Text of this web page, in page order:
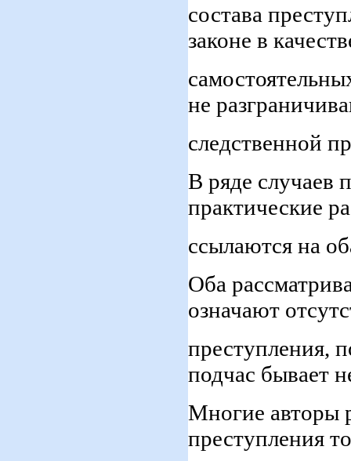
состава
законе в
не
следственной
В ряде случаев
практические
ссылаются на
Оба
означают
преступления,
подчас бывает
Многие авторы
преступления